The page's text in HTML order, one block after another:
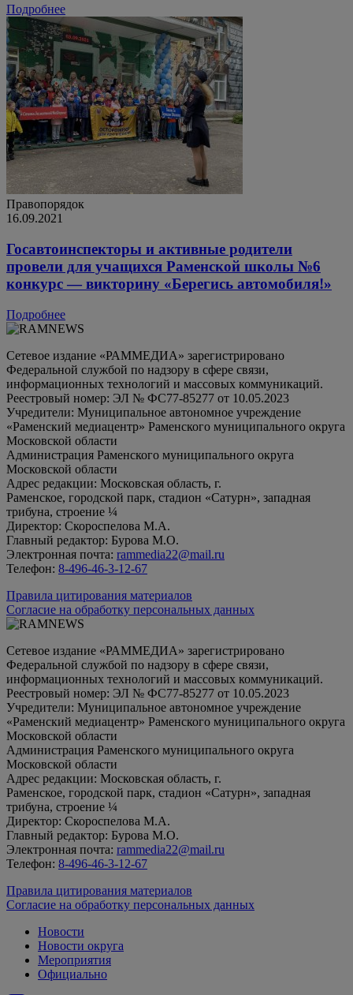
Подробнее
Правопорядок
16.09.2021
Госавтоинспекторы и активные родители
провели для учащихся Раменской школы №6
конкурс — викторину «Берегись автомобиля!»
Подробнее
Сетевое издание «РАММЕДИА» зарегистрировано
Федеральной службой по надзору в сфере связи,
информационных технологий и массовых коммуникаций.
Реестровый номер: ЭЛ № ФС77-85277 от 10.05.2023
Учредители: Муниципальное автономное учреждение
«Раменский медиацентр» Раменского муниципального округа
Московской области
Администрация Раменского муниципального округа
Московской области
Адрес редакции: Московская область, г.
Раменское, городской парк, стадион «Сатурн», западная
трибуна, строение ¼
Директор: Скороспелова М.А.
Главный редактор: Бурова М.О.
Электронная почта: rammedia22@mail.ru
Телефон: 8-496-46-3-12-67
Правила цитирования материалов
Согласие на обработку персональных данных
Сетевое издание «РАММЕДИА» зарегистрировано
Федеральной службой по надзору в сфере связи,
информационных технологий и массовых коммуникаций.
Реестровый номер: ЭЛ № ФС77-85277 от 10.05.2023
Учредители: Муниципальное автономное учреждение
«Раменский медиацентр» Раменского муниципального округа
Московской области
Администрация Раменского муниципального округа
Московской области
Адрес редакции: Московская область, г.
Раменское, городской парк, стадион «Сатурн», западная
трибуна, строение ¼
Директор: Скороспелова М.А.
Главный редактор: Бурова М.О.
Электронная почта: rammedia22@mail.ru
Телефон: 8-496-46-3-12-67
Правила цитирования материалов
Согласие на обработку персональных данных
Новости
Новости округа
Мероприятия
Официально